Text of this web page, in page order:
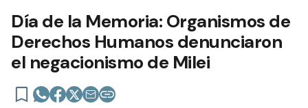
Día de la Memoria: Organismos de
Derechos Humanos denunciaron
el negacionismo de Milei